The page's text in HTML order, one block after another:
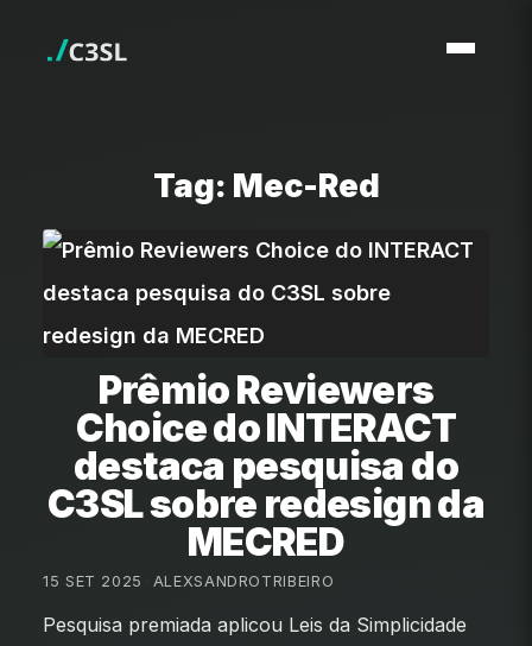
Tag: Mec-Red
Prêmio Reviewers
Choice do INTERACT
destaca pesquisa do
C3SL sobre redesign da
MECRED
15 SET 2025 ALEXSANDROTRIBEIRO
Pesquisa premiada aplicou Leis da Simplicidade